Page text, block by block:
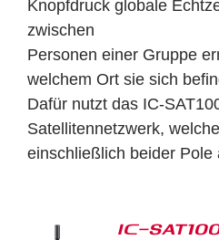
Knopfdruck globale
zwischen
Personen einer Gruppe
welchem Ort sie sich
Dafür nutzt das IC-
Satellitennetzwerk,
einschließlich beider Pole
IC-